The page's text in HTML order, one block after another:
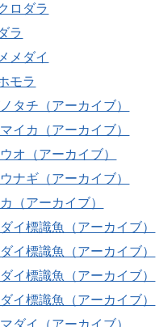
ロダラ
ラ
メダイ
モラ
タチ（アーカイブ）
イカ（アーカイブ）
オ（アーカイブ）
ナギ（アーカイブ）
（アーカイブ）
イ標識魚（アーカイブ）
イ標識魚（アーカイブ）
イ標識魚（アーカイブ）
イ標識魚（アーカイブ）
ダイ（アーカイブ）